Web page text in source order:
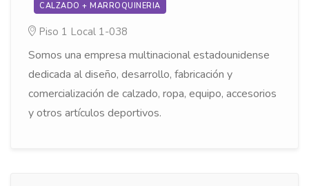
CALZADO + MARROQUINERIA
Piso 1 Local 1-038
Somos una empresa multinacional estadounidense
dedicada al diseño, desarrollo, fabricación y
comercialización de calzado, ropa, equipo, accesorios
y otros artículos deportivos.